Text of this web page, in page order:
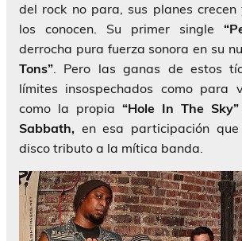
del rock no para, sus planes
los conocen. Su primer single
derrocha pura fuerza sonora en su
Tons”. Pero las ganas de estos
límites insospechados como para
como la propia “Hole In The Sky”
Sabbath, en esa participación
disco tributo a la mítica banda.